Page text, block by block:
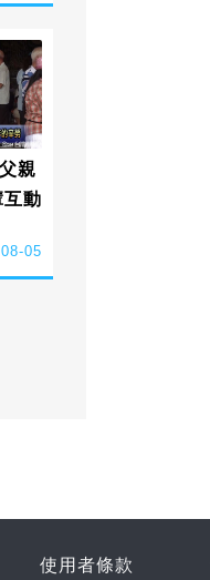
親
動
05
使用者條款